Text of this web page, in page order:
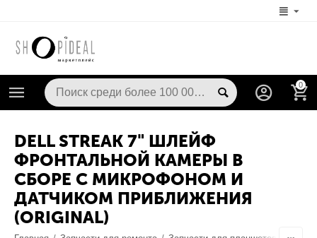
0
DELL STREAK 7" ШЛЕЙФ
ФРОНТАЛЬНОЙ КАМЕРЫ В
СБОРЕ С МИКРОФОНОМ И
ДАТЧИКОМ ПРИБЛИЖЕНИЯ
(ORIGINAL)